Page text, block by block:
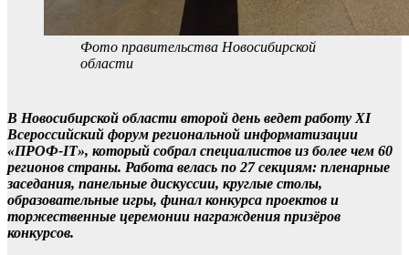
Фото правительства Новосибирской
области
В Новосибирской области второй день ведет работу XI
Всероссийский форум региональной информатизации
«ПРОФ-IT», который собрал специалистов из более чем 60
регионов страны. Работа велась по 27 секциям: пленарные
заседания, панельные дискуссии, круглые столы,
образовательные игры, финал конкурса проектов и
торжественные церемонии награждения призёров
конкурсов.